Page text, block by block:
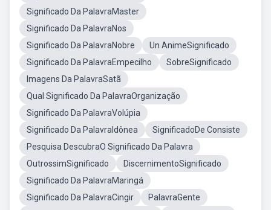
Significado Da PalavraMaster
Significado Da PalavraNos
Significado Da PalavraNobre
Un AnimeSignificado
Significado Da PalavraEmpecilho
SobreSignificado
Imagens Da PalavraSatã
Qual Significado Da PalavraOrganização
Significado Da PalavraVolúpia
Significado Da PalavraIdônea
SignificadoDe Consiste
Pesquisa DescubraO Significado Da Palavra
OutrossimSignificado
DiscernimentoSignificado
Significado Da PalavraMaringá
Significado Da PalavraCingir
PalavraGente